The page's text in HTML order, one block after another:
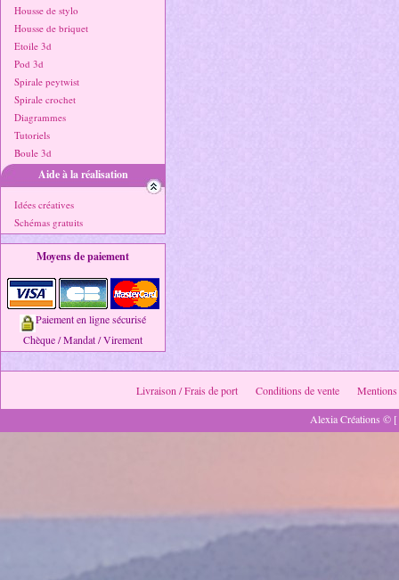
Housse de stylo
Housse de briquet
Etoile 3d
Pod 3d
Spirale peytwist
Spirale crochet
Diagrammes
Tutoriels
Boule 3d
Aide à la réalisation
Idées créatives
Schémas gratuits
Moyens de paiement
Paiement en ligne sécurisé
Chèque / Mandat / Virement
Livraison / Frais de port Conditions de vente
Mentions
Alexia Créations ©